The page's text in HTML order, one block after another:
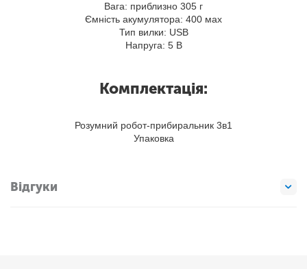
Вага: приблизно 305 г
Ємність акумулятора: 400 мах
Тип вилки: USB
Напруга: 5 В
Комплектація:
Розумний робот-прибиральник 3в1
Упаковка
Відгуки